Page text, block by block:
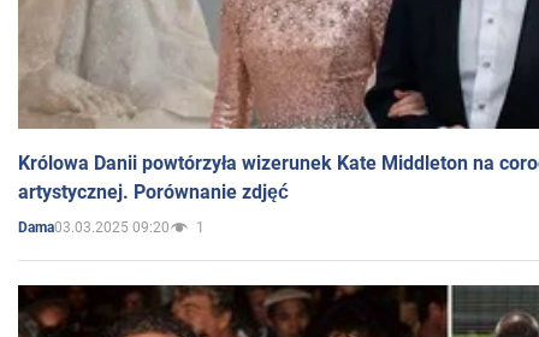
Królowa Danii powtórzyła wizerunek Kate Middleton na
artystycznej. Porównanie zdjęć
Dama03.03.2025 09:20 1